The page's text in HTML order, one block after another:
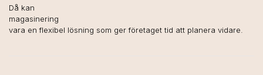
Då kan
magasinering
vara en flexibel lösning som ger företaget tid att planera vidare.